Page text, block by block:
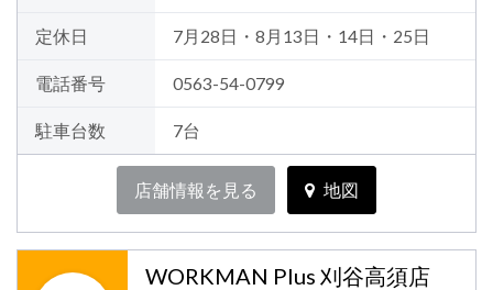
定休日 7月28日・8月13日・14日・25日
電話番号 0563-54-0799
駐車台数 7台
店舗情報を見る 地図
WORKMAN Plus 刈谷高須店